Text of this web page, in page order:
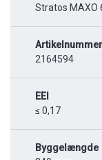
Stratos MAXO
Artikelnummer
2164594
EEI
≤ 0,17
Byggelængde